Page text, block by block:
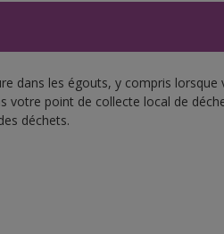
dans les égouts, y compris
votre point de collecte local de
déchets.